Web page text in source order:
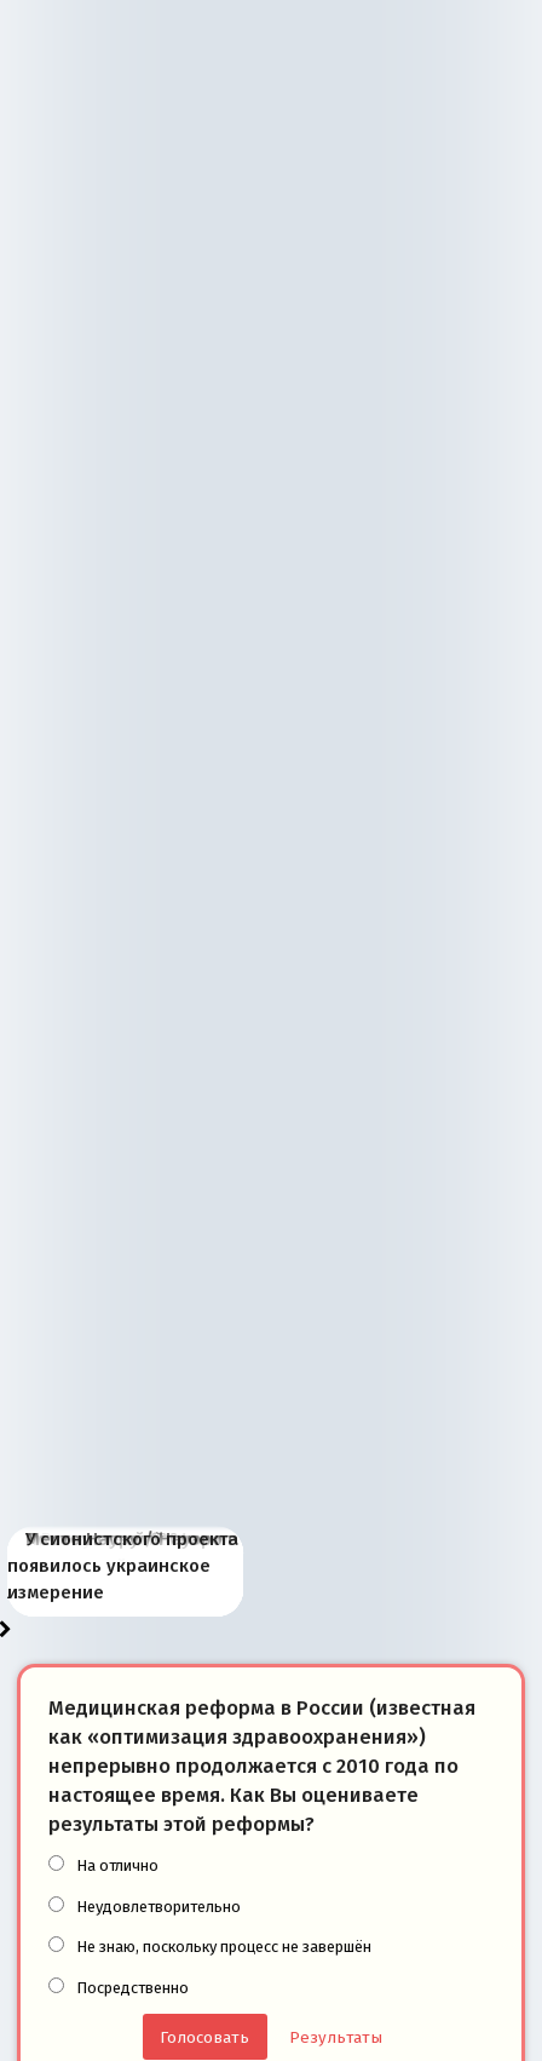
Киевская марионетка
Запада рассказала о
«переобувании» хозяев
В России назрели
перемены: 15 шагов к
суверенной экономике
Миграционный пожар
Европы
Россия начинает
сбрасывать балласт
Анкориджа
Россия зимой 1904
года: первые уступки во
внутренней политике
Русская нация вчера и
сегодня
Почему правый крах в
Варшаве не поможет её
отношениям с Россией?
Место Науру / Науэро в
современной истории
Южной Осетии
У сионистского проекта
появилось украинское
измерение
Медицинская реформа в России (известная
как «оптимизация здравоохранения»)
непрерывно продолжается с 2010 года по
настоящее время. Как Вы оцениваете
результаты этой реформы?
На отлично
Неудовлетворительно
Не знаю, поскольку процесс не завершён
Посредственно
Результаты